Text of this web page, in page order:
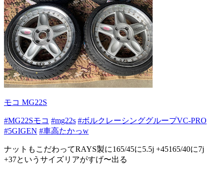
モコ MG22S
#MG22Sモコ #mg22s #ボルクレーシンググループVC-PRO
#5GIGEN #車高たかっw
ナットもこだわってRAYS製に165/45に5.5j +45165/40に7j
+37というサイズリアがすげ〜出る